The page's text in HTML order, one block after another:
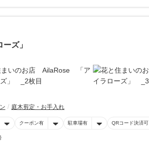
ーズ」
庭木剪定・お手入れ
クーポン有 駐車場有 QRコード決済可